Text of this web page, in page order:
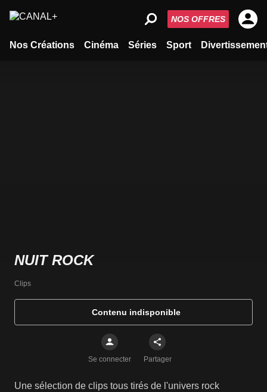
Nos Créations Cinéma Séries Sport
NOS OFFRES
NUIT ROCK
Clips
Contenu indisponible
Se connecter Partager
Une sélection de clips tous tirés de l'univers rock